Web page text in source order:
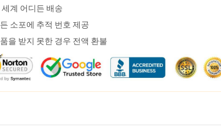
세계 어디든 배송
소포에 추적 번호 제공
을 받지 못한 경우 전액 환불